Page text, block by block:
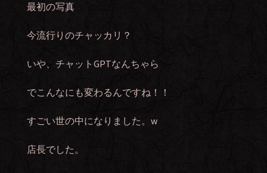
最初の写真
今流行りのチャッカリ？
いや、チャットGPTなんちゃら
でこんなにも変わるんですね！！
すごい世の中になりました。w
店長でした。